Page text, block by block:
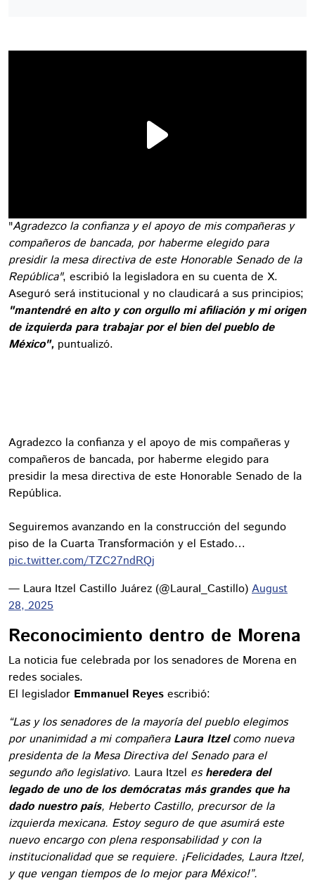
"Agradezco la confianza y el apoyo de mis compañeras y
compañeros de bancada, por haberme elegido para
presidir la mesa directiva de este Honorable Senado de la
República", escribió la legisladora en su cuenta de X.
Aseguró será institucional y no claudicará a sus principios;
"mantendré en alto y con orgullo mi afiliación y mi origen
de izquierda para trabajar por el bien del pueblo de
México", puntualizó.
Agradezco la confianza y el apoyo de mis compañeras y
compañeros de bancada, por haberme elegido para
presidir la mesa directiva de este Honorable Senado de la
República.
Seguiremos avanzando en la construcción del segundo
piso de la Cuarta Transformación y el Estado…
pic.twitter.com/TZC27ndRQj
— Laura Itzel Castillo Juárez (@LauraI_Castillo) August
28, 2025
Reconocimiento dentro de Morena
La noticia fue celebrada por los senadores de Morena en
redes sociales.
El legislador Emmanuel Reyes escribió:
“Las y los senadores de la mayoría del pueblo elegimos
por unanimidad a mi compañera Laura Itzelcomo nueva
presidenta de la Mesa Directiva del Senado para el
segundo año legislativo. Laura Itzel esheredera del
legado de uno de los demócratas más grandes que ha
dado nuestro país, Heberto Castillo, precursor de la
izquierda mexicana. Estoy seguro de que asumirá este
nuevo encargo con plena responsabilidad y con la
institucionalidad que se requiere. ¡Felicidades, Laura Itzel,
y que vengan tiempos de lo mejor para México!”.